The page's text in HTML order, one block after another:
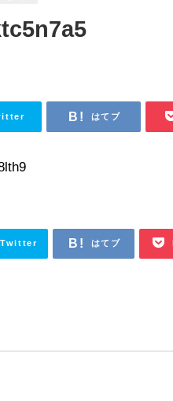
はてブ
Twitter はてブ